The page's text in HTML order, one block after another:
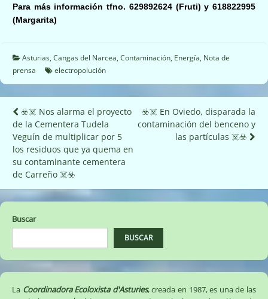
Para más información tfno. 629892624 (Fruti) y 618822995
(Margarita)
Asturias, Cangas del Narcea, Contaminación, Energía, Nota de
prensa
electropolución
Navegación
de
entradas
☣️☠️ Nos alarma el proyecto
de la Cementera Tudela
Veguín de multiplicar por 5
los residuos que ya quema en
su contaminante cementera
de Carreño ☠️☣️
☣️☠️ En Oviedo, disparada la
contaminación del benceno y
las partículas ☠️☣️
Buscar
BUSCAR
La Coordinadora Ecoloxista d'Asturies, creada en 1987, es una de las